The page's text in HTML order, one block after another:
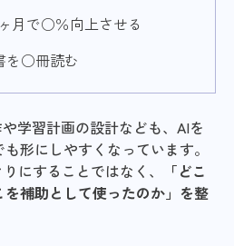
月で○％向上させる
を○冊読む
学習計画の設計なども、AIを
形にしやすくなっています。
にすることではなく、
「どこ
補助として使ったのか」を整